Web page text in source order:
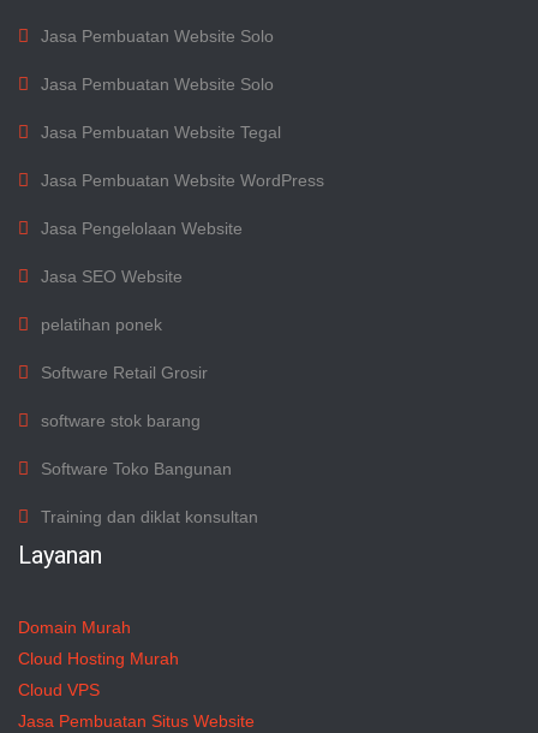
Jasa Pembuatan Website Solo
Jasa Pembuatan Website Solo
Jasa Pembuatan Website Tegal
Jasa Pembuatan Website WordPress
Jasa Pengelolaan Website
Jasa SEO Website
pelatihan ponek
Software Retail Grosir
software stok barang
Software Toko Bangunan
Training dan diklat konsultan
Layanan
Domain Murah
Cloud Hosting Murah
Cloud VPS
Jasa Pembuatan Situs Website